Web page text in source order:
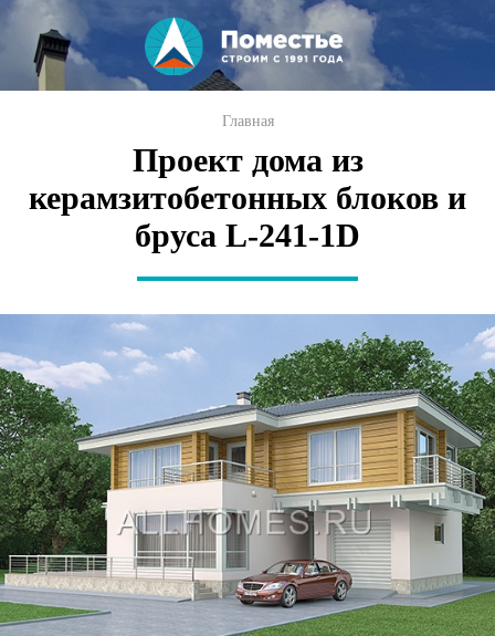
Перейти к
основному
содержанию
Главная
Проект дома из
керамзитобетонных блоков и
бруса L-241-1D